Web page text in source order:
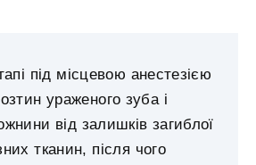
під місцевою анестезією
ураженого зуба і
від залишків загиблої
тканин, після чого